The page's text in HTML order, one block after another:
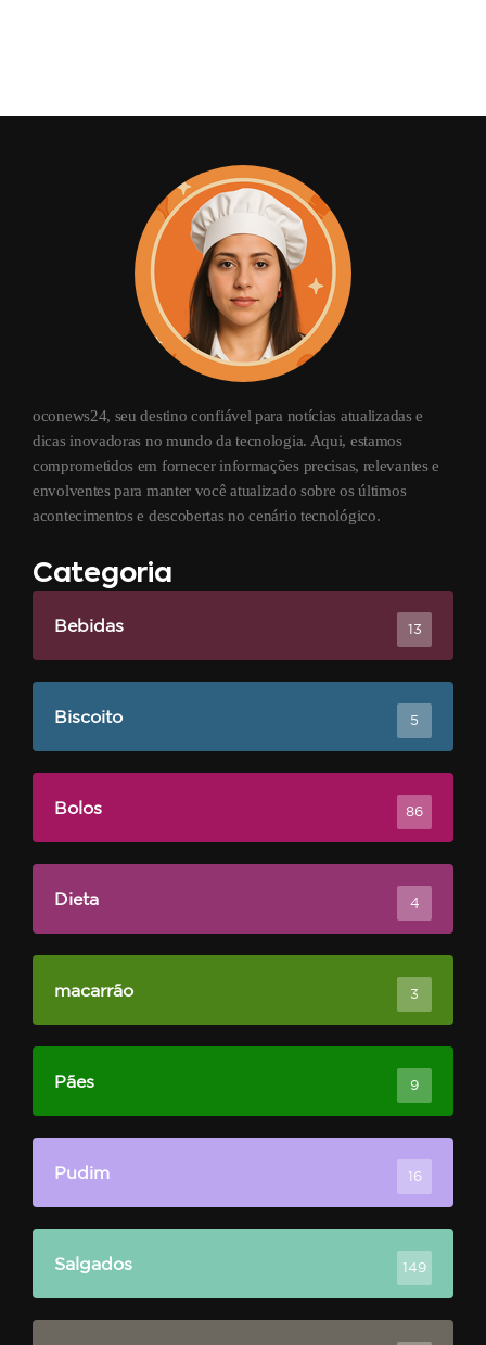
oconews24, seu destino confiável para notícias atualizadas e
dicas inovadoras no mundo da tecnologia. Aqui, estamos
comprometidos em fornecer informações precisas, relevantes e
envolventes para manter você atualizado sobre os últimos
acontecimentos e descobertas no cenário tecnológico.
Categoria
Bebidas 13
Biscoito 5
Bolos 86
Dieta 4
macarrão 3
Pães 9
Pudim 16
Salgados 149